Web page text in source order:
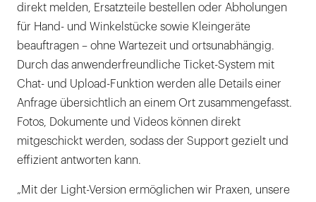
direkt melden, Ersatzteile bestellen oder Abholungen
für Hand- und Winkelstücke sowie Kleingeräte
beauftragen – ohne Wartezeit und ortsunabhängig.
Durch das anwenderfreundliche Ticket-System mit
Chat- und Upload-Funktion werden alle Details einer
Anfrage übersichtlich an einem Ort zusammengefasst.
Fotos, Dokumente und Videos können direkt
mitgeschickt werden, sodass der Support gezielt und
effizient antworten kann.
„Mit der Light-Version ermöglichen wir Praxen, unsere